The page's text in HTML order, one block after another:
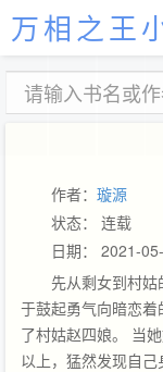
万相之王
作者： 璇源
状态： 连载
日期： 2021-
先从剩女到村
于鼓起勇气向暗恋
了村姑赵四娘。 当
以上，猛然发现自